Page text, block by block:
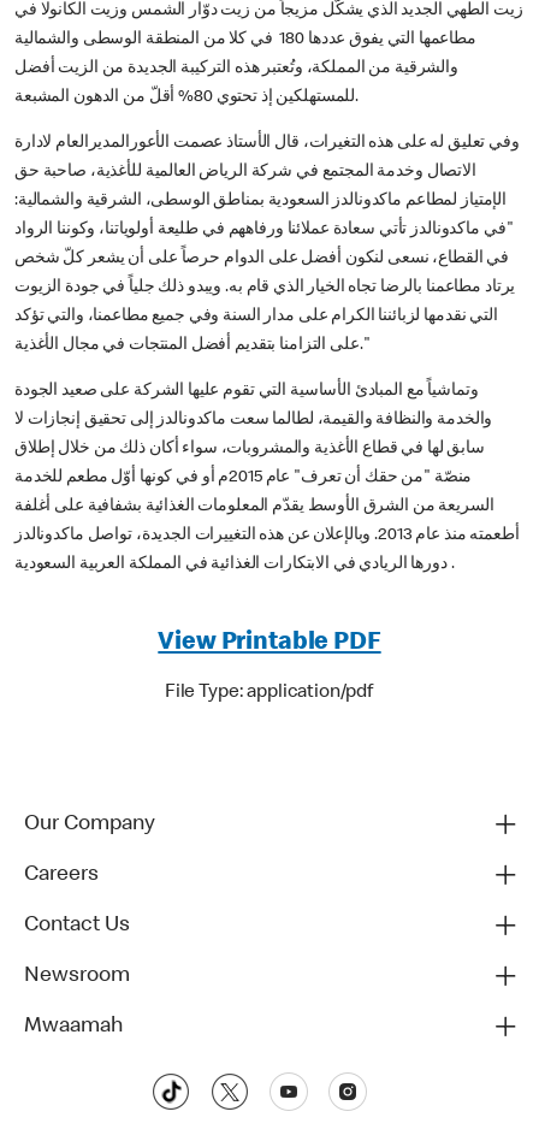
زيت الطهي الجديد الذي يشكّل مزيجاً من زيت دوّار الشمس وزيت الكانولا في
مطاعمها التي يفوق عددها 180 في كلا من المنطقة الوسطى والشمالية
والشرقية من المملكة، وتُعتبر هذه التركيبة الجديدة من الزيت أفضل
للمستهلكين إذ تحتوي 80% أقلّ من الدهون المشبعة.
وفي تعليق له على هذه التغيرات، قال الأستاذ عصمت الأعورالمديرالعام لادارة
الاتصال وخدمة المجتمع في شركة الرياض العالمية للأغذية، صاحبة حق
الإمتياز لمطاعم ماكدونالدز السعودية بمناطق الوسطى، الشرقية والشمالية:
"في ماكدونالدز تأتي سعادة عملائنا ورفاههم في طليعة أولوياتنا، وكوننا الرواد
في القطاع، نسعى لنكون أفضل على الدوام حرصاً على أن يشعر كلّ شخص
يرتاد مطاعمنا بالرضا تجاه الخيار الذي قام به. ويبدو ذلك جلياً في جودة الزيوت
التي نقدمها لزبائننا الكرام على مدار السنة وفي جميع مطاعمنا، والتي تؤكد
على التزامنا بتقديم أفضل المنتجات في مجال الأغذية."
وتماشياً مع المبادئ الأساسية التي تقوم عليها الشركة على صعيد الجودة
والخدمة والنظافة والقيمة، لطالما سعت ماكدونالدز إلى تحقيق إنجازات لا
سابق لها في قطاع الأغذية والمشروبات، سواء أكان ذلك من خلال إطلاق
منصّة "من حقك أن تعرف" عام 2015م أو في كونها أوّل مطعم للخدمة
السريعة من الشرق الأوسط يقدّم المعلومات الغذائية بشفافية على أغلفة
أطعمته منذ عام 2013. وبالإعلان عن هذه التغييرات الجديدة، تواصل ماكدونالدز
دورها الريادي في الابتكارات الغذائية في المملكة العربية السعودية .
View Printable PDF
File Type: application/pdf
Our Company
Careers
Contact Us
Newsroom
Mwaamah